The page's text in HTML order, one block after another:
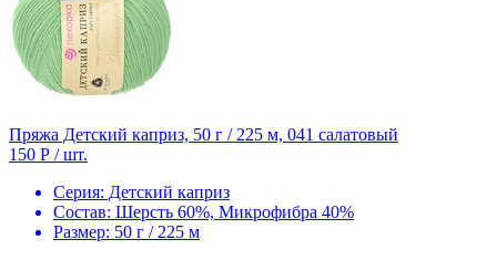
Пряжа Детский каприз, 50 г / 225 м, 041 салатовый
150 Р / шт.
Серия: Детский каприз
Состав: Шерсть 60%, Микрофибра 40%
Размер: 50 г / 225 м